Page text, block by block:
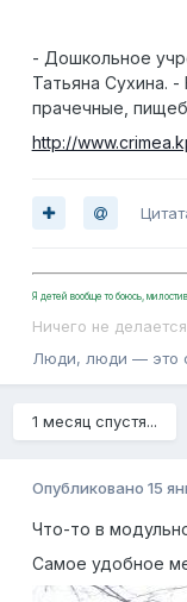
- Дошкольное
Татьяна Сухина.
прачечные,
http://
Я детей вообще то боюсь,
Ничего не
Люди, люди — это
1 месяц спустя...
Опубликовано 15
Что-то в
Самое удобное